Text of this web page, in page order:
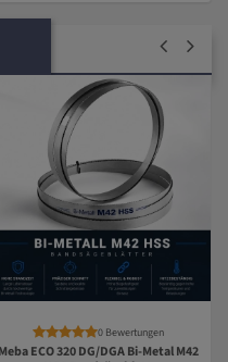
0 Bewertungen
Meba ECO 320 DG/DGA Bi-Metal M42